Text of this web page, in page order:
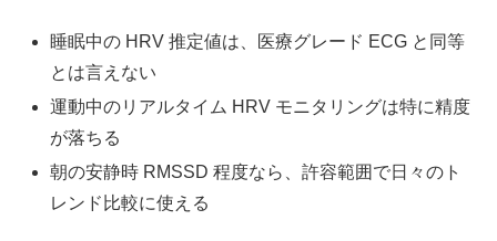
睡眠中の HRV 推定値は、医療グレード ECG と同等
とは言えない
運動中のリアルタイム HRV モニタリングは特に精度
が落ちる
朝の安静時 RMSSD 程度なら、許容範囲で日々のト
レンド比較に使える